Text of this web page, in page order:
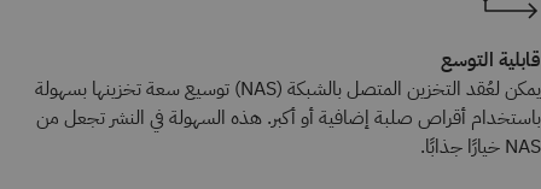
قابلية التوسع
يمكن لعُقد التخزين المتصل بالشبكة (NAS) توسيع سعة تخزينها بسهولة
باستخدام أقراص صلبة إضافية أو أكبر. هذه السهولة في النشر تجعل من
NAS خيارًا جذابًا.